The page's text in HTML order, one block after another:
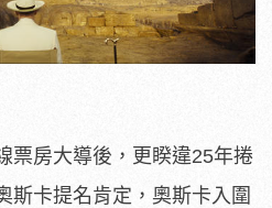
票房大導後，更睽違25年捲
斯卡提名肯定，奧斯卡入圍